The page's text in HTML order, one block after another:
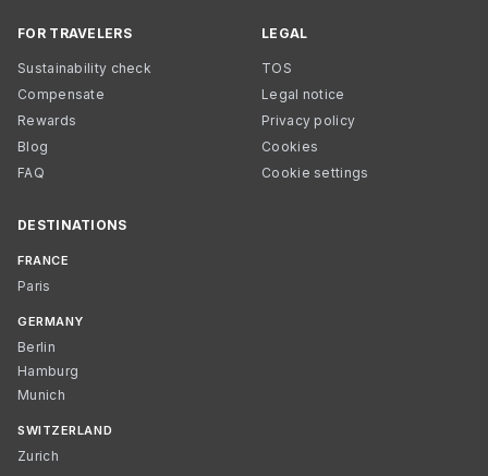
FOR TRAVELERS
Sustainability check
Compensate
Rewards
Blog
FAQ
LEGAL
TOS
Legal notice
Privacy policy
Cookies
Cookie settings
DESTINATIONS
FRANCE
Paris
GERMANY
Berlin
Hamburg
Munich
SWITZERLAND
Zurich